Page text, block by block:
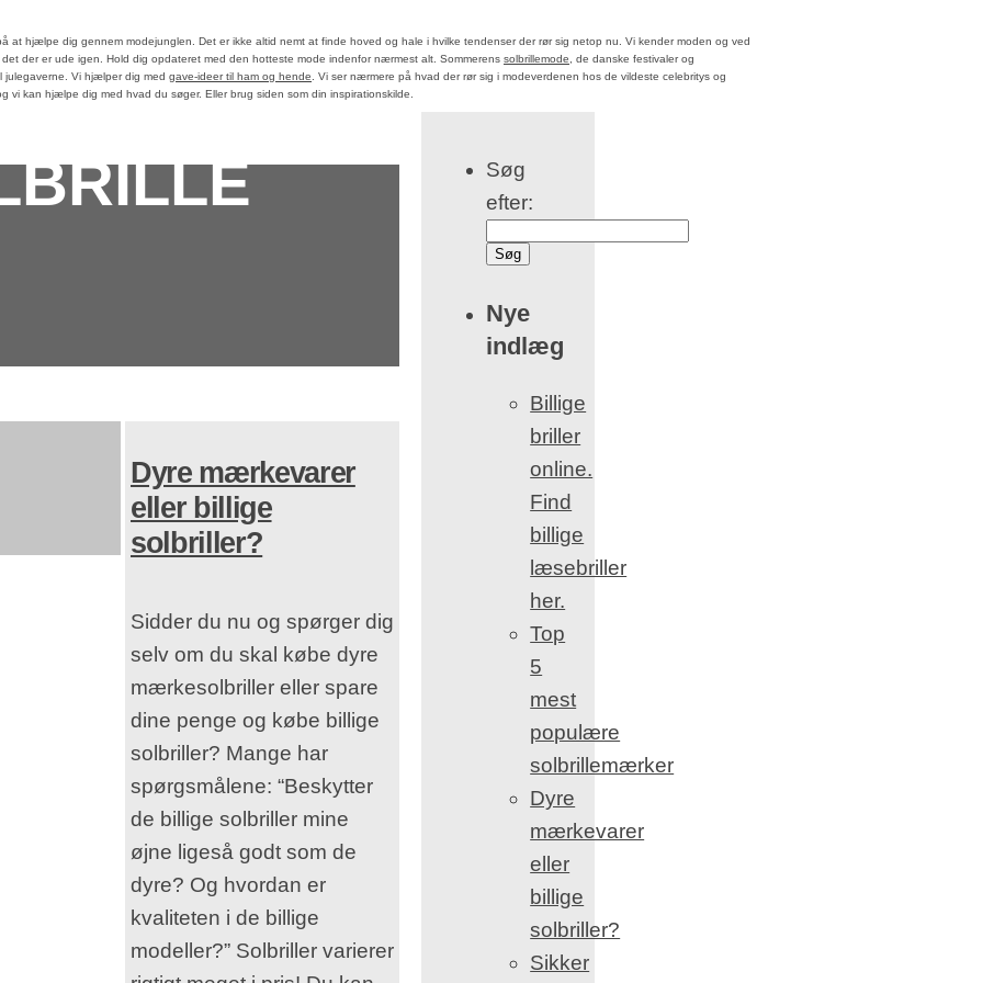
at hjælpe dig gennem modejunglen. Det er ikke altid nemt at finde hoved og hale i hvilke tendenser der rør sig netop nu. Vi kender moden og ved
der er ude igen. Hold dig opdateret med den hotteste mode indenfor nærmest alt. Sommerens solbrillemode , de danske festivaler og
julegaverne. Vi hjælper dig med gave-ideer til ham og hende . Vi ser nærmere på hvad der rør sig i modeverdenen hos de vildeste celebritys og
vi kan hjælpe dig med hvad du søger. Eller brug siden som din inspirationskilde.
Dyre mærkevarer
eller billige
solbriller?
Sidder du nu og spørger dig
selv om du skal købe dyre
mærkesolbriller eller spare
dine penge og købe billige
solbriller? Mange har
spørgsmålene: “Beskytter
de billige solbriller mine
øjne ligeså godt som de
dyre? Og hvordan er
kvaliteten i de billige
modeller?” Solbriller varierer
Søg
efter:
Nye
indlæg
Billige
briller
online.
Find
billige
læsebriller
her.
Top
5
mest
populære
solbrillemærker
Dyre
mærkevarer
eller
billige
solbriller?
Sikker